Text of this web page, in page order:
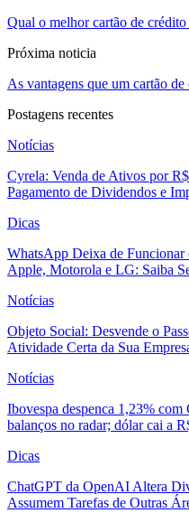
Qual o melhor cartão de crédito
Próxima noticia
As vantagens que um cartão
Postagens recentes
Notícias
Cyrela: Venda de Ativos por
Pagamento de Dividendos e
Dicas
WhatsApp Deixa de Funcionar
Apple, Motorola e LG: Saiba
Notícias
Objeto Social: Desvende o
Atividade Certa da Sua
Notícias
Ibovespa despenca 1,23%
balanços no radar; dólar cai a
Dicas
ChatGPT da OpenAI Altera
Assumem Tarefas de Outras